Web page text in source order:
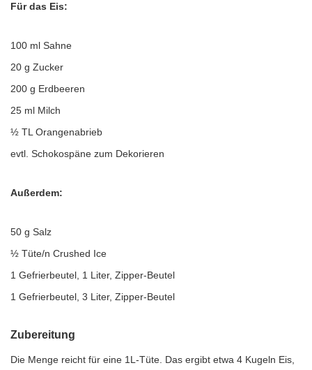
Für das Eis:
100 ml Sahne
20 g Zucker
200 g Erdbeeren
25 ml Milch
½ TL Orangenabrieb
evtl. Schokospäne zum Dekorieren
Außerdem:
50 g Salz
½ Tüte/n Crushed Ice
1 Gefrierbeutel, 1 Liter, Zipper-Beutel
1 Gefrierbeutel, 3 Liter, Zipper-Beutel
Zubereitung
Die Menge reicht für eine 1L-Tüte. Das ergibt etwa 4 Kugeln Eis,